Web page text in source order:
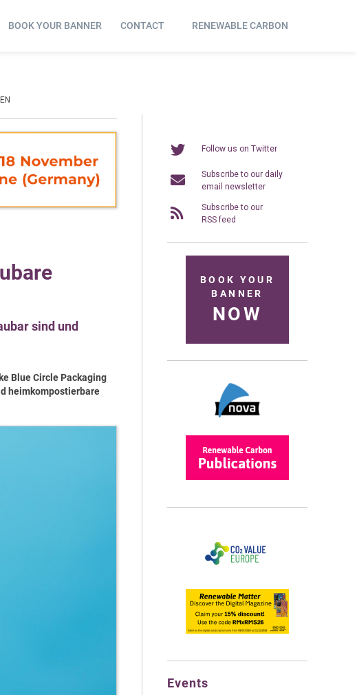
BOOK YOUR BANNER CONTACT RENEWABLE CARBON
sind und
Blue Circle Packaging
heimkompostierbare
Follow us on Twitter
Subscribe to our daily
email newsletter
Subscribe to our
RSS feed
BOOK YOUR
BANNER
NOW
Events